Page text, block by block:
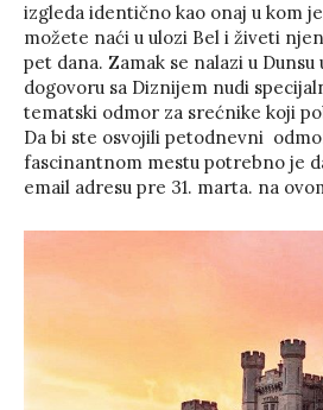
izgleda identično kao onaj u kom
možete naći u ulozi Bel i živeti
pet dana. Zamak se nalazi u Dunsu
dogovoru sa Diznijem nudi
tematski odmor za srećnike koji
Da bi ste osvojili petodnevni
fascinantnom mestu potrebno je
email adresu pre 31. marta. na